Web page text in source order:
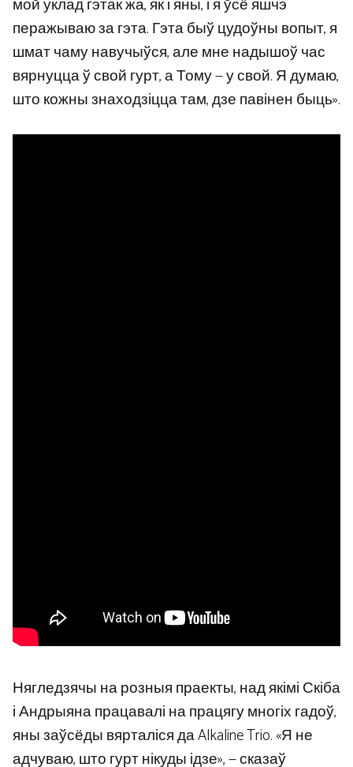
перажываю за гэта. Гэта быў цудоўны вопыт, я
шмат чаму навучыўся, але мне надышоў час
вярнуцца ў свой гурт, а Тому — у свой. Я думаю,
што кожны знаходзіцца там, дзе павінен быць».
Нягледзячы на ​​розныя праекты, над якімі Скіба
і Андрыяна працавалі на працягу многіх гадоў,
яны заўсёды вярталіся да Alkaline Trio. «Я не
адчуваю, што гурт нікуды ідзе», — сказаў